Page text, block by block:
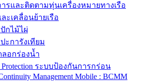
รและติดตามทุ่นเครื่องหมายทางเรือ
ะเคลื่อนย้ายเรือ
กไม้ไผ่
ะการังเทียม
อกร่องน้ำ
Protection ระบบป้องกันการกร่อน
Management Mobile : BCMM